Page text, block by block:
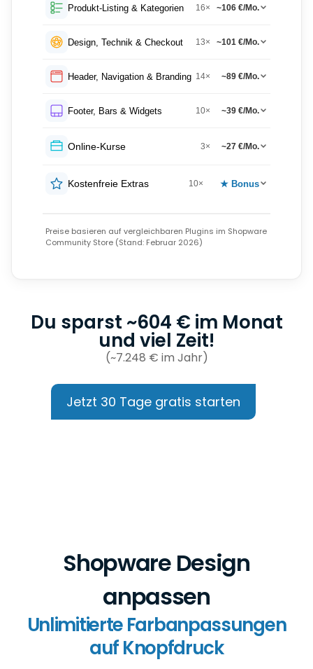
Produkt-Listing & Kategorien 16× ~106 €/Mo.
Design, Technik & Checkout 13× ~101 €/Mo.
Header, Navigation & Branding 14× ~89 €/Mo.
Footer, Bars & Widgets 10× ~39 €/Mo.
Online-Kurse 3× ~27 €/Mo.
Kostenfreie Extras 10× ★ Bonus
Preise basieren auf vergleichbaren Plugins im Shopware
Community Store (Stand: Februar 2026)
Du sparst ~604 € im Monat
und viel Zeit!
(~7.248 € im Jahr)
Jetzt 30 Tage gratis starten
Shopware Design
anpassen
Unlimitierte Farbanpassungen
auf Knopfdruck